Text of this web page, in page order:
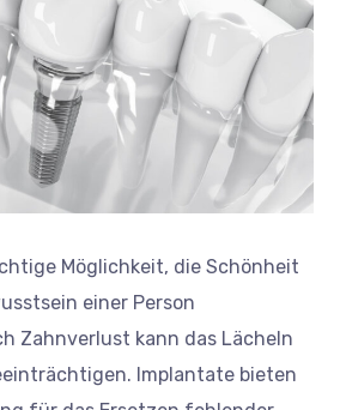
Möglichkeit, die Schönheit
einer Person
Zahnverlust kann das Lächeln
Implantate bieten